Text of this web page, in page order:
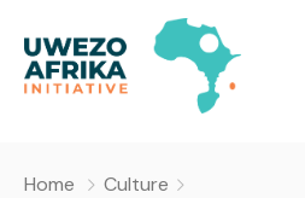
Home
Culture